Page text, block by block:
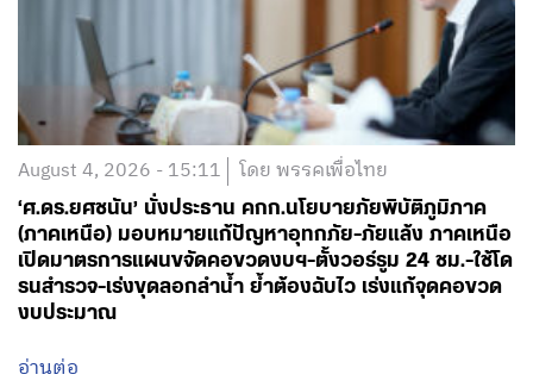
August 4, 2026 - 15:11 โดย พรรคเพื่อไทย
‘ศ.ดร.ยศชนัน’ นั่งประธาน คกก.นโยบายภัยพิบัติภูมิภาค
(ภาคเหนือ) มอบหมายแก้ปัญหาอุทกภัย-ภัยแล้ง ภาคเหนือ
เปิดมาตรการแผนขจัดคอขวดงบฯ-ตั้งวอร์รูม 24 ชม.-ใช้โด
รนสำรวจ-เร่งขุดลอกลำน้ำ ย้ำต้องฉับไว เร่งแก้จุดคอขวด
งบประมาณ
อ่านต่อ